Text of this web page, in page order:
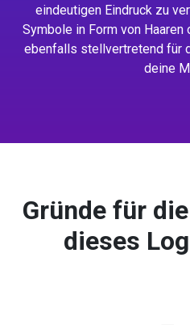
eindeutigen Eindruck zu
Symbole in Form von Haaren
ebenfalls stellvertretend für
deine
Gründe für
dieses